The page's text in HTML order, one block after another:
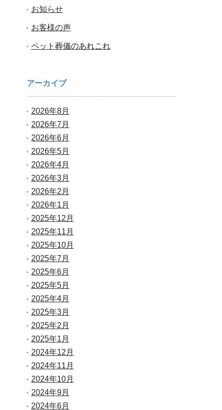
お知らせ
お客様の声
ペット葬儀のあれこれ
アーカイブ
2026年8月
2026年7月
2026年6月
2026年5月
2026年4月
2026年3月
2026年2月
2026年1月
2025年12月
2025年11月
2025年10月
2025年7月
2025年6月
2025年5月
2025年4月
2025年3月
2025年2月
2025年1月
2024年12月
2024年11月
2024年10月
2024年9月
2024年6月